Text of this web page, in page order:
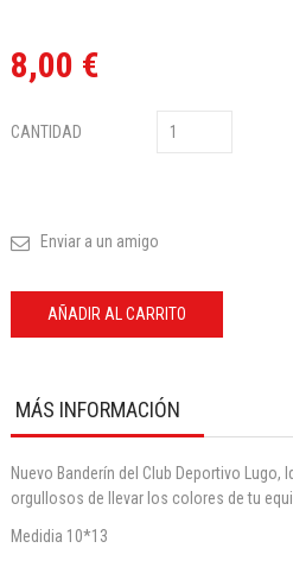
8,00 €
CANTIDAD
Enviar a un amigo
AÑADIR AL CARRITO
MÁS INFORMACIÓN
Nuevo Banderín del Club Deportivo Lugo,
orgullosos de llevar los colores de tu
Medidia 10*13